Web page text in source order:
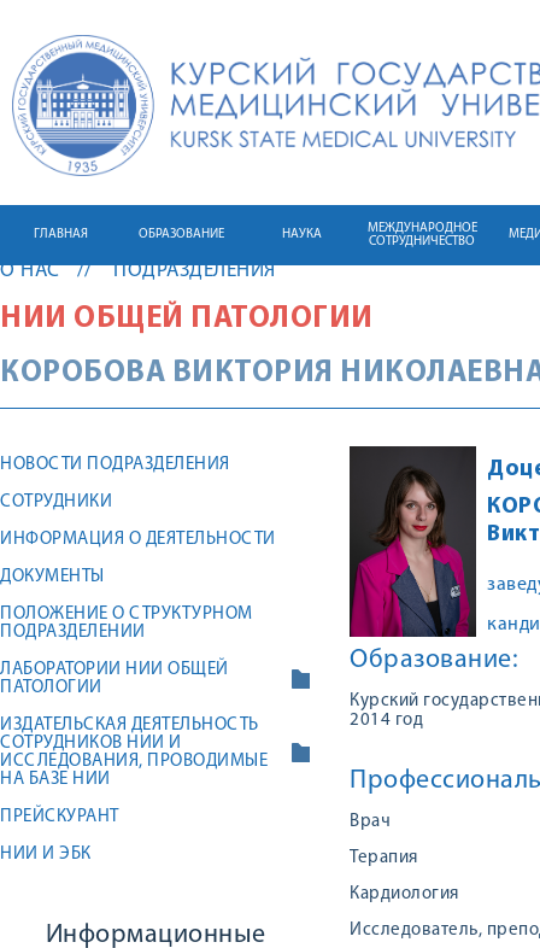
ГЛАВНАЯ ОБРАЗОВАНИЕ НАУКА
МЕЖДУНАРОДНОЕ
СОТРУДНИЧЕСТВО
О НАС ПОДРАЗДЕЛЕНИЯ
НИИ ОБЩЕЙ ПАТОЛОГИИ
КОРОБОВА ВИКТОРИЯ
НОВОСТИ ПОДРАЗДЕЛЕНИЯ
СОТРУДНИКИ
ИНФОРМАЦИЯ О ДЕЯТЕЛЬНОСТИ
ДОКУМЕНТЫ
ПОЛОЖЕНИЕ О СТРУКТУРНОМ
ПОДРАЗДЕЛЕНИИ
ЛАБОРАТОРИИ НИИ ОБЩЕЙ
ПАТОЛОГИИ
ИЗДАТЕЛЬСКАЯ ДЕЯТЕЛЬНОСТЬ
СОТРУДНИКОВ НИИ И
ИССЛЕДОВАНИЯ, ПРОВОДИМЫЕ
НА БАЗЕ НИИ
ПРЕЙСКУРАНТ
НИИ И ЭБК
Информационные
Образование:
Курский
2014 год
Врач
Терапия
Кардиология
Исследователь,